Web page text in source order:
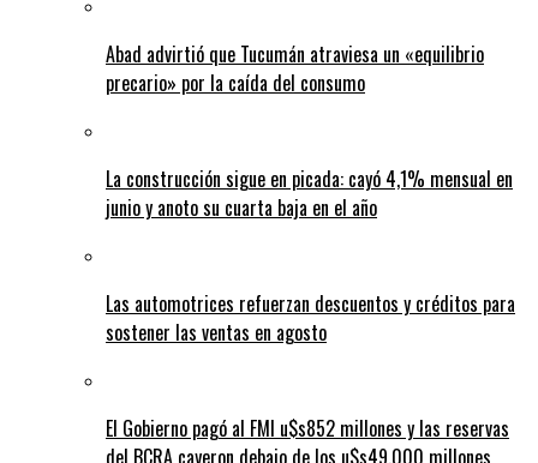
Abad advirtió que Tucumán atraviesa un «equilibrio
precario» por la caída del consumo
La construcción sigue en picada: cayó 4,1% mensual en
junio y anoto su cuarta baja en el año
Las automotrices refuerzan descuentos y créditos para
sostener las ventas en agosto
El Gobierno pagó al FMI u$s852 millones y las reservas
del BCRA cayeron debajo de los u$s49.000 millones